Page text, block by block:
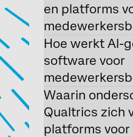
en platforms
Hoe werkt AI-
software voor
Waarin
Qualtrics zich
platforms voor